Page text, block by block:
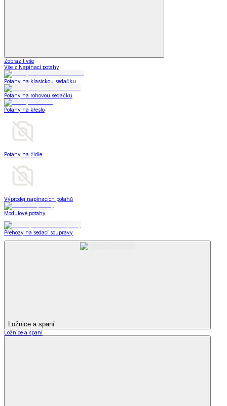
Zobrazit vše
Vše z Napínací potahy
Potahy na klasickou sedačku
Potahy na rohovou sedačku
Potahy na křeslo
Potahy na židle
Výprodej napínacích potahů
Modulové potahy
Přehozy na sedací soupravy
Ložnice a spaní
Ložnice a spaní